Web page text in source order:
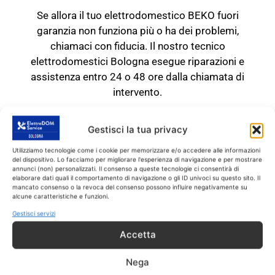
Gestisci la tua privacy
Utilizziamo tecnologie come i cookie per memorizzare e/o accedere alle informazioni
del dispositivo. Lo facciamo per migliorare l'esperienza di navigazione e per mostrare
annunci (non) personalizzati. Il consenso a queste tecnologie ci consentirà di
elaborare dati quali il comportamento di navigazione o gli ID univoci su questo sito. Il
mancato consenso o la revoca del consenso possono influire negativamente su
alcune caratteristiche e funzioni.
Gestisci servizi
Accetta
Nega
Se allora il tuo elettrodomestico BEKO fuori
garanzia non funziona più o ha dei problemi,
chiamaci con fiducia. Il nostro tecnico
elettrodomestici Bologna esegue riparazioni e
assistenza entro 24 o 48 ore dalla chiamata di
intervento.
TECNICO BEKO Bologna
RICAMBI CON GARANZIA DI
1 ANNO
Il tecnico BEKO BolognaintervieneSOLOsu
prodotti BEKO fuori garanzia.
Tutti gli
interventi sono effettuati con ricambi coperti
da garanzia di 1 anno.